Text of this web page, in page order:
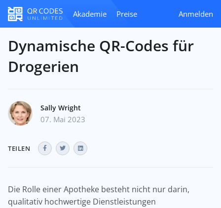
Akademie Preise Anmelden
Dynamische QR-Codes für
Drogerien
Sally Wright
07. Mai 2023
TEILEN
Die Rolle einer Apotheke besteht nicht nur darin,
qualitativ hochwertige Dienstleistungen